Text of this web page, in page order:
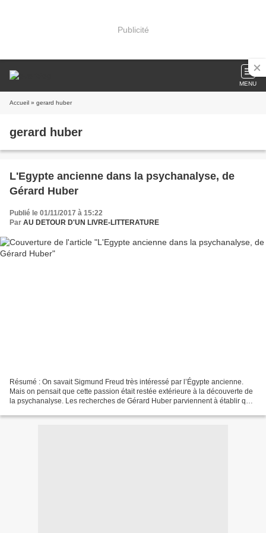
Publicité
MENU
Accueil » gerard huber
gerard huber
L'Egypte ancienne dans la psychanalyse, de
Gérard Huber
Publié le 01/11/2017 à 15:22
Par AU DETOUR D'UN LIVRE-LITTERATURE
Résumé : On savait Sigmund Freud très intéressé par l’Égypte ancienne.
Mais on pensait que cette passion était restée extérieure à la découverte de
la psychanalyse. Les recherches de Gérard Huber parviennent à établir qu'il